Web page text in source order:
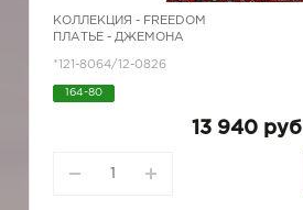
КОЛЛЕКЦИЯ - FREEDOM
ПЛАТЬЕ - ДЖЕМОНА
*121-8064/12-0826
164-80
13 940 руб